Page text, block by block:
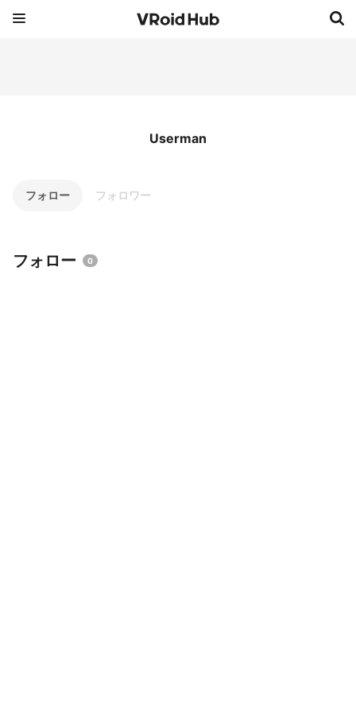
Userman
フォロー フォロワー
フォロー 0